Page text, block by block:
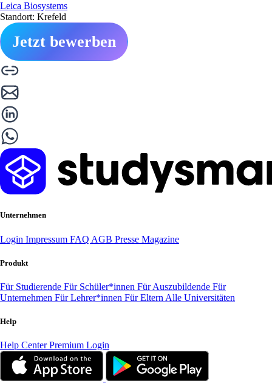
Leica Biosystems
Standort: Krefeld
Jetzt bewerben
Unternehmen
Login Impressum FAQ AGB Presse Magazine
Produkt
Für Studierende Für Schüler*innen Für Auszubildende Für
Unternehmen Für Lehrer*innen Für Eltern Alle Universitäten
Help
Help CenterPremium Login